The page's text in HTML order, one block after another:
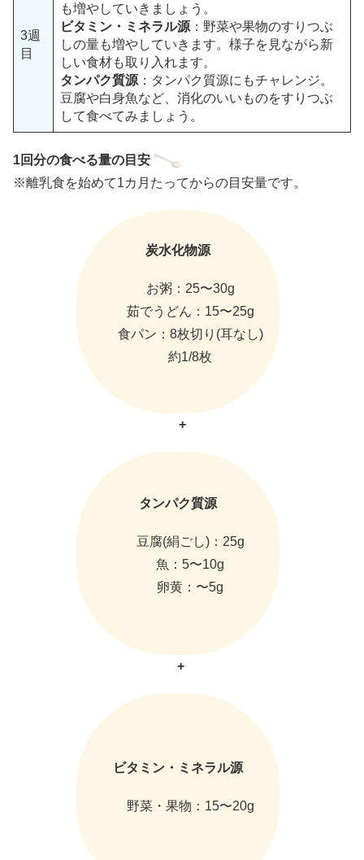
3週
目
も増やしていきましょう。
ビタミン・ミネラル源 ：野菜や果物のすりつぶ
しの量も増やしていきます。様子を見ながら新
しい食材も取り入れます。
タンパク質源 ：タンパク質源にもチャレンジ。
豆腐や白身魚など、消化のいいものをすりつぶ
して食べてみましょう。
1回分の食べる量の目安
※離乳食を始めて1カ月たってからの目安量です。
炭水化物源
お粥：25〜30g
茹でうどん：15〜25g
食パン：8枚切り(耳なし)
約1/8枚
+
タンパク質源
豆腐(絹ごし)：25g
魚：5〜10g
卵黄：〜5g
+
ビタミン・ミネラル源
野菜・果物：15〜20g